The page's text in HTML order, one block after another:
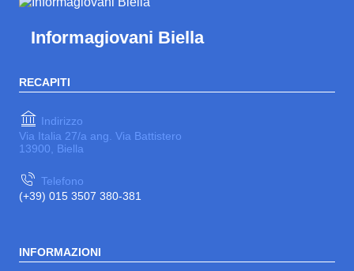
Informagiovani Biella
RECAPITI
Indirizzo
Via Italia 27/a ang. Via Battistero
13900, Biella
Telefono
(+39) 015 3507 380-381
INFORMAZIONI